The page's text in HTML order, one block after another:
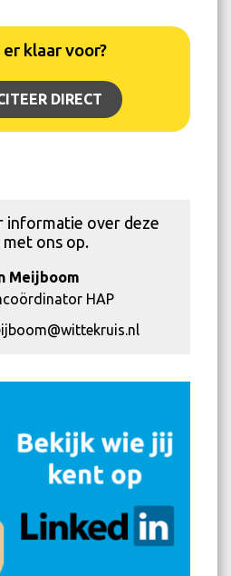
klaar voor?
DIRECT
informatie over deze
ons op.
Meijboom
HAP